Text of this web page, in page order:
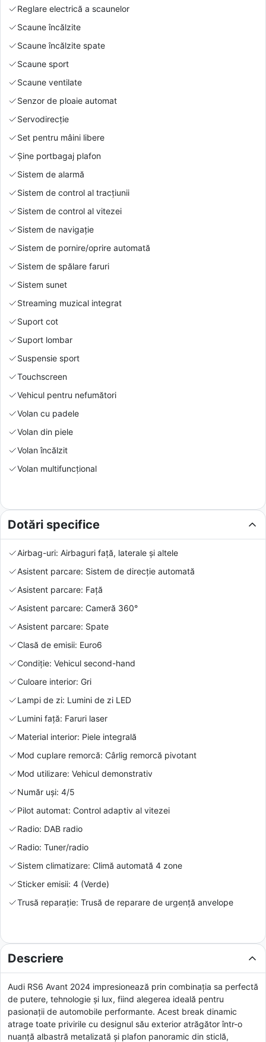
Reglare electrică a scaunelor
Scaune încălzite
Scaune încălzite spate
Scaune sport
Scaune ventilate
Senzor de ploaie automat
Servodirecție
Set pentru mâini libere
Şine portbagaj plafon
Sistem de alarmă
Sistem de control al tracțiunii
Sistem de control al vitezei
Sistem de navigație
Sistem de pornire/oprire automată
Sistem de spălare faruri
Sistem sunet
Streaming muzical integrat
Suport cot
Suport lombar
Suspensie sport
Touchscreen
Vehicul pentru nefumători
Volan cu padele
Volan din piele
Volan încălzit
Volan multifuncțional
Dotări specifice
Airbag-uri: Airbaguri față, laterale și altele
Asistent parcare: Sistem de direcție automată
Asistent parcare: Față
Asistent parcare: Cameră 360°
Asistent parcare: Spate
Clasă de emisii: Euro6
Condiție: Vehicul second-hand
Culoare interior: Gri
Lampi de zi: Lumini de zi LED
Lumini față: Faruri laser
Material interior: Piele integrală
Mod cuplare remorcă: Cârlig remorcă pivotant
Mod utilizare: Vehicul demonstrativ
Număr uși: 4/5
Pilot automat: Control adaptiv al vitezei
Radio: DAB radio
Radio: Tuner/radio
Sistem climatizare: Climă automată 4 zone
Sticker emisii: 4 (Verde)
Trusă reparație: Trusă de reparare de urgență anvelope
Descriere
Audi RS6 Avant 2024 impresionează prin combinația sa perfectă
de putere, tehnologie și lux, fiind alegerea ideală pentru
pasionații de automobile performante. Acest break dinamic
atrage toate privirile cu designul său exterior atrăgător într-o
nuanță albastră metalizată și plafon panoramic din sticlă,